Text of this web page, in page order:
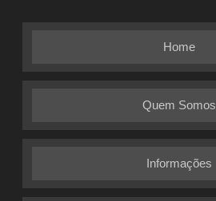
Home
Quem Somos
Informações